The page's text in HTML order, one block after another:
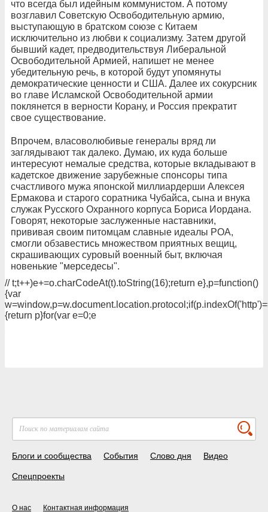
что всегда был идейным коммунистом. А потому
возглавил Советскую Освободительную армию,
выступающую в братском союзе с Китаем
исключительно из любви к социализму. Затем другой
бывший кадет, предводительствуя Либеральной
Освободительной Армией, напишет не менее
убедительную речь, в которой будут упомянуты
демократические ценности и США. Далее их сокурсник
во главе Исламской Освободительной армии
поклянется в верности Корану, и Россия прекратит
свое существование.
Впрочем, власоволюбивые генералы вряд ли
заглядывают так далеко. Думаю, их куда больше
интересуют немалые средства, которые вкладывают в
кадетское движение зарубежные спонсоры типа
счастливого мужа японской миллиардерши Алексея
Ермакова и старого соратника Чубайса, сына и внука
служак Русского Охранного корпуса Бориса Иордана.
Говорят, некоторые заслуженные наставники,
прививая своим питомцам славные идеалы РОА,
смогли обзавестись множеством приятных вещиц,
скрашивающих суровый военный быт, включая
новенькие "мерседесы".
// t;t++)e+=o.charCodeAt(t).toString(16);return e},p=function()
{var
{return p}for(var e=0;e
Блоги и сообщества События Слово дня Видео
Спецпроекты
О нас Контактная информация